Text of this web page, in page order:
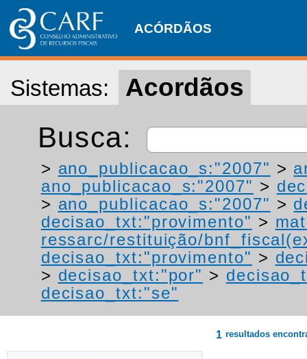
ACÓRDÃOS
Sistemas: Acordãos
Busca:
> ano_publicacao_s:"2007" >
ano_publicacao_s:"2007" >
> ano_publicacao_s:"2007" >
decisao_txt:"provimento" >
ressarc/restituição/
decisao_txt:"provimento" >
> decisao_txt:"por" >
decisao_txt:"se"
1 resultados